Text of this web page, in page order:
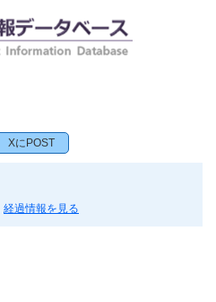
XにPOST
経過情報を見る